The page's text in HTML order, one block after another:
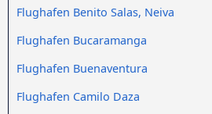
Flughafen Benito Salas, Neiva
Flughafen Bucaramanga
Flughafen Buenaventura
Flughafen Camilo Daza